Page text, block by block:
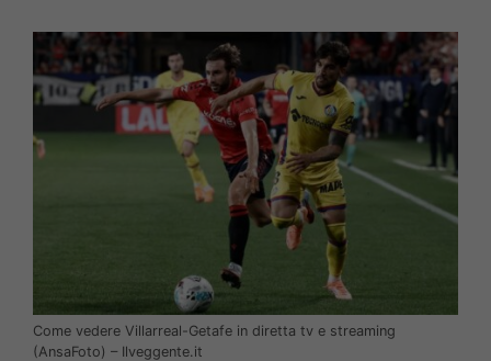
Come vedere Villarreal-Getafe in diretta tv e streaming
(AnsaFoto) – Ilveggente.it